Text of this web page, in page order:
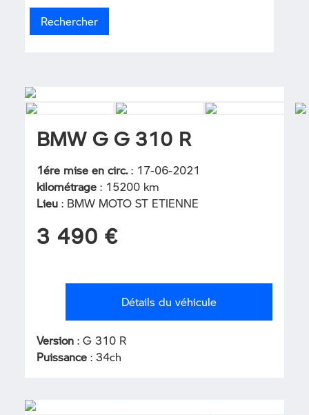
BMW G G 310 R
1ére mise en circ.: 17-06-2021
kilométrage: 15200 km
Lieu : BMW MOTO ST ETIENNE
3 490 €
Détails du véhicule
Version : G 310 R
Puissance : 34ch